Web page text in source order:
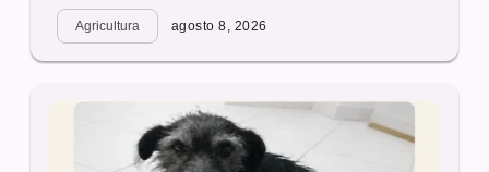
Agricultura agosto 8, 2026